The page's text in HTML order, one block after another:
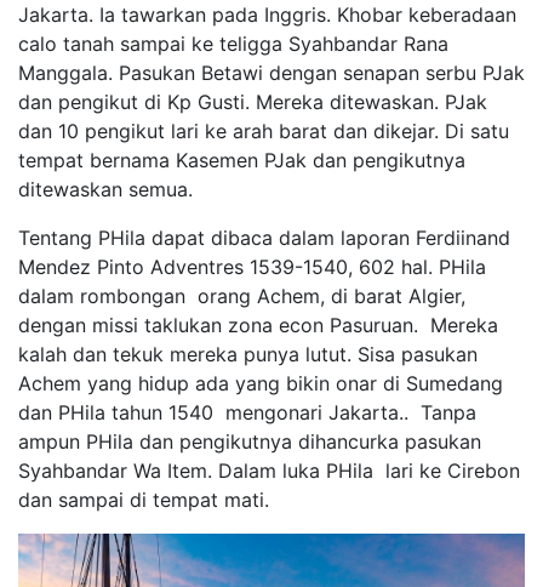
Jakarta. Ia tawarkan pada Inggris. Khobar keberadaan
calo tanah sampai ke teligga Syahbandar Rana
Manggala. Pasukan Betawi dengan senapan serbu PJak
dan pengikut di Kp Gusti. Mereka ditewaskan. PJak
dan 10 pengikut lari ke arah barat dan dikejar. Di satu
tempat bernama Kasemen PJak dan pengikutnya
ditewaskan semua.
Tentang PHila dapat dibaca dalam laporan Ferdiinand
Mendez Pinto Adventres 1539-1540, 602 hal. PHila
dalam rombongan orang Achem, di barat Algier,
dengan missi taklukan zona econ Pasuruan. Mereka
kalah dan tekuk mereka punya lutut. Sisa pasukan
Achem yang hidup ada yang bikin onar di Sumedang
dan PHila tahun 1540 mengonari Jakarta.. Tanpa
ampun PHila dan pengikutnya dihancurka pasukan
Syahbandar Wa Item. Dalam luka PHila lari ke Cirebon
dan sampai di tempat mati.